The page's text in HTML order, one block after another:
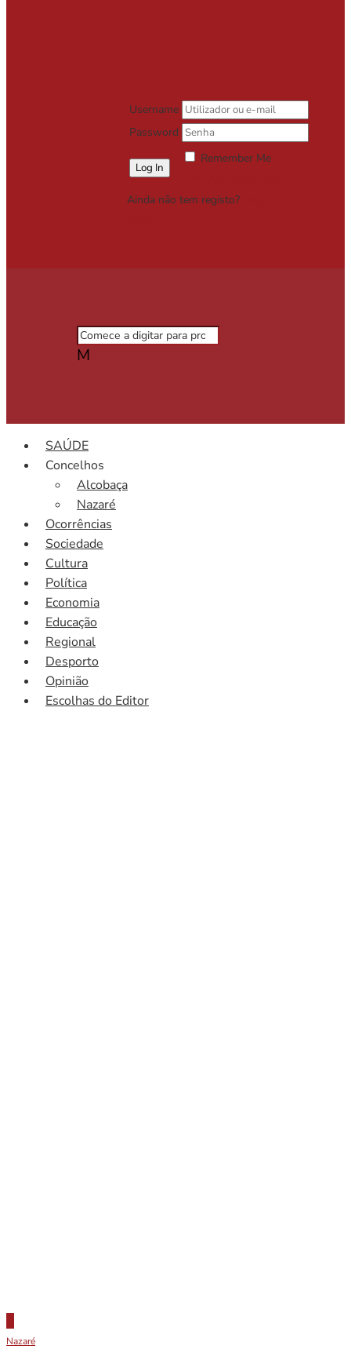
Username
Password
Remember Me
Ainda não tem registo?
M
SAÚDE
Concelhos
Alcobaça
Nazaré
Ocorrências
Sociedade
Cultura
Política
Economia
Educação
Regional
Desporto
Opinião
Escolhas do Editor
Nazaré